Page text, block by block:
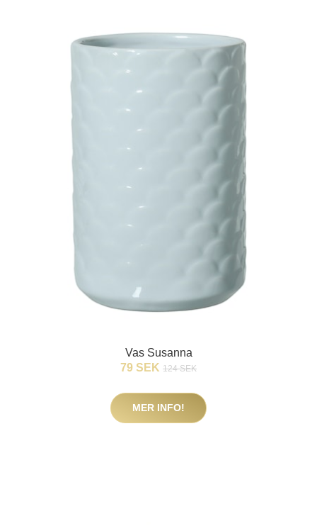
Vas Susanna
79 SEK 124 SEK
MER INFO!